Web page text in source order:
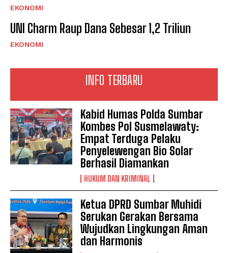
INFO TERBARU
Kabid Humas Polda Sumbar
Kombes Pol Susmelawaty:
Empat Terduga Pelaku
Penyelewengan Bio Solar
Berhasil Diamankan
HUKUM DAN KRIMINAL
Ketua DPRD Sumbar Muhidi
Serukan Gerakan Bersama
Wujudkan Lingkungan Aman
dan Harmonis
EKONOMI
UNI Charm Raup Dana Sebesar 1,2 Triliun
EKONOMI